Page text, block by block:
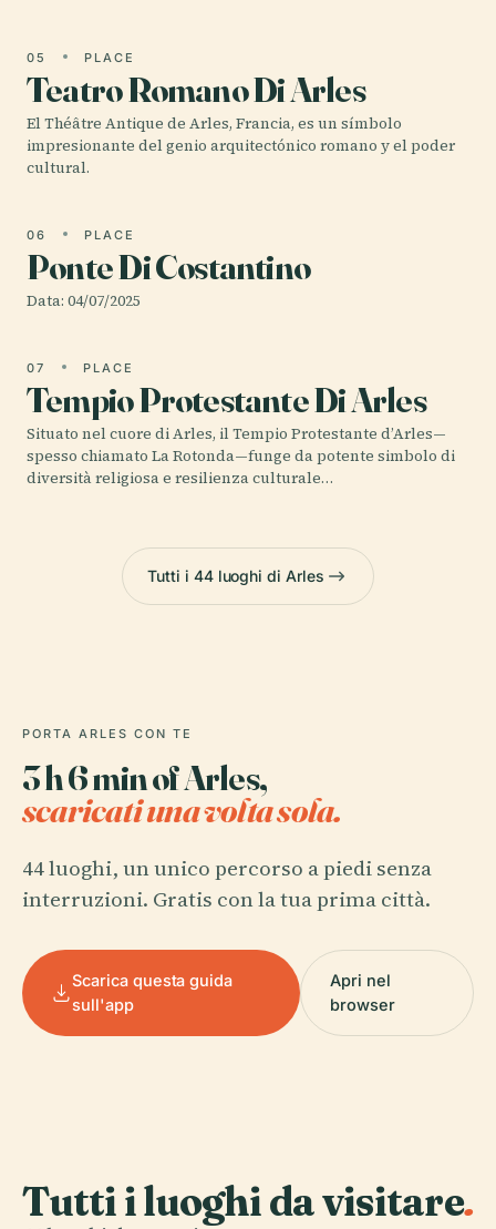
05 PLACE
Teatro Romano Di Arles
El Théâtre Antique de Arles, Francia, es un símbolo
impresionante del genio arquitectónico romano y el poder
cultural.
06 PLACE
Ponte Di Costantino
Data: 04/07/2025
07 PLACE
Tempio Protestante Di Arles
Situato nel cuore di Arles, il Tempio Protestante d’Arles—
spesso chiamato La Rotonda—funge da potente simbolo di
diversità religiosa e resilienza culturale…
Tutti i 44 luoghi di Arles
PORTA ARLES CON TE
3 h 6 min of Arles,
scaricati una volta sola.
44 luoghi, un unico percorso a piedi senza
interruzioni. Gratis con la tua prima città.
Scarica questa guida
sull'app
Apri nel
browser
Tutti i luoghi da visitare.